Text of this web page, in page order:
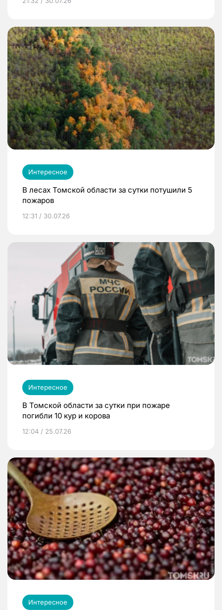
Интересное
В лесах Томской области за сутки потушили 5
пожаров
12:31 / 30.07.26
Интересное
В Томской области за сутки при пожаре
погибли 10 кур и корова
12:04 / 25.07.26
Интересное